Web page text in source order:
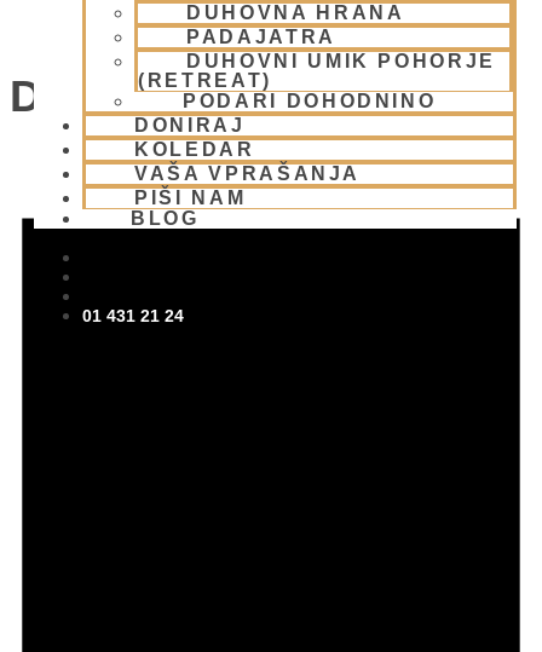
DUHOVNA HRANA
PADAJATRA
DUHOVNI UMIK POHORJE
(RETREAT)
PODARI DOHODNINO
DONIRAJ
KOLEDAR
VAŠA VPRAŠANJA
PIŠI NAM
BLOG
01 431 21 24
EKOKARAVANA PADAYATRA
Dogodki